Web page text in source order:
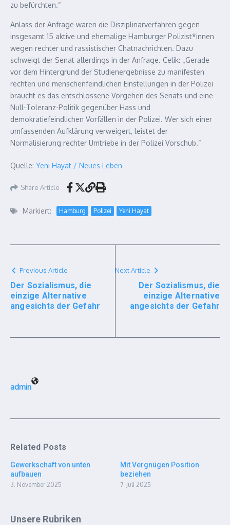
zu befürchten.“
Anlass der Anfrage waren die Disziplinarverfahren gegen
insgesamt 15 aktive und ehemalige Hamburger Polizist*innen
wegen rechter und rassistischer Chatnachrichten. Dazu
schweigt der Senat allerdings in der Anfrage. Celik: „Gerade
vor dem Hintergrund der Studienergebnisse zu manifesten
rechten und menschenfeindlichen Einstellungen in der Polizei
braucht es das entschlossene Vorgehen des Senats und eine
Null-Toleranz-Politik gegenüber Hass und
demokratiefeindlichen Vorfällen in der Polizei. Wer sich einer
umfassenden Aufklärung verweigert, leistet der
Normalisierung rechter Umtriebe in der Polizei Vorschub.“
Quelle: Yeni Hayat / Neues Leben
Share Article
Markiert: Hamburg Polizei Yeni Hayat
Previous Article
Der Sozialismus, die
einzige Alternative
angesichts der Gefahr
Next Article
Der Sozialismus, die
einzige Alternative
angesichts der Gefahr
admin
Related Posts
Gewerkschaft von unten
aufbauen
3. November 2025
Mit Vergnügen Position
beziehen
7. Juli 2025
Unsere Rubriken